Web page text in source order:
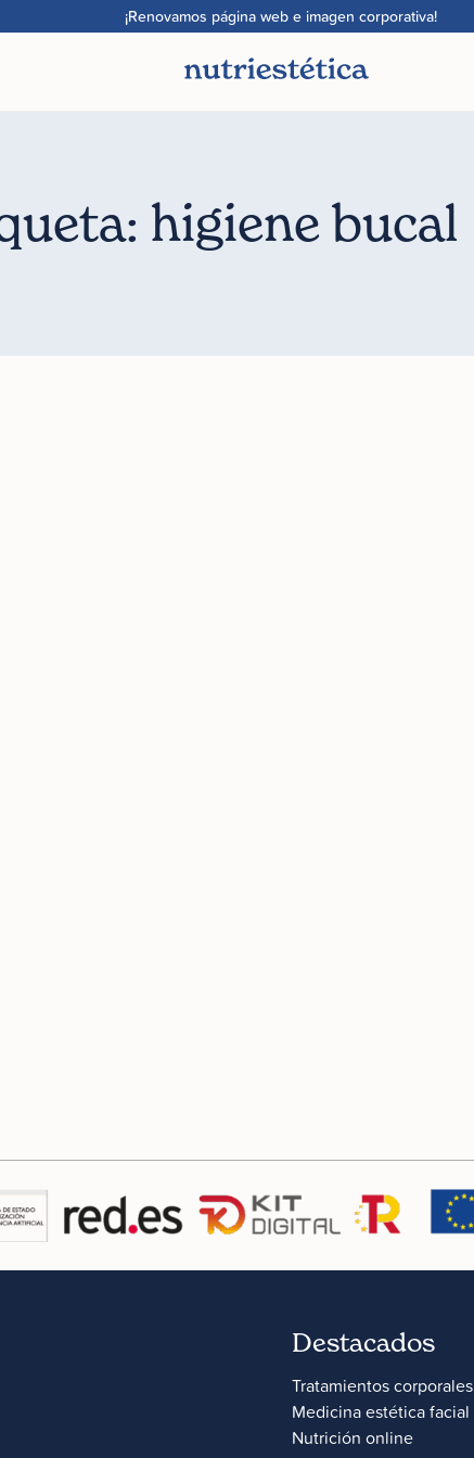
¡Renovamos página web e imagen corporativa!
higiene bucal
Destacados
Tratamientos corporales
Medicina estética facial
Nutrición online